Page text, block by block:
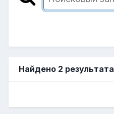
Найдено 2 результата